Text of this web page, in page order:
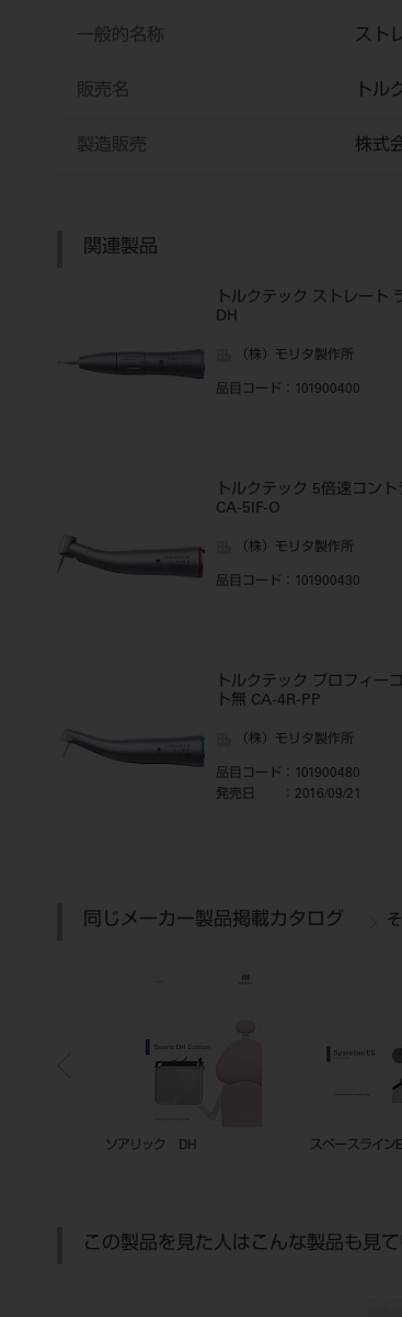
一般的名称 スト
販売名 トル
製造販売 株式
関連製品
トルクテック ストレート
DH
（株）モリタ製作所
品目コード ：101900400
トルクテック 5倍速コント
CA-5IF-O
（株）モリタ製作所
品目コード ：101900430
トルクテック プロフィー
ト無 CA-4R-PP
（株）モリタ製作所
品目コード ：101900480
発売日
：2016/09/21
同じメーカー製品掲載カタログ
スペースライン フィール21 タイプ
2D総合カタログ
この製品を見た人はこんな製品も見て